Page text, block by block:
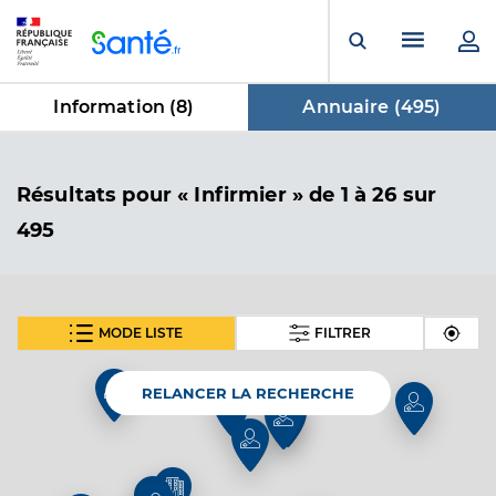
Ouvrir laMenu
Information (8) Annuaire (495)
Résultats dans Annuaire
pour « Infirmier » de 1 à 26 sur
495
MODE LISTE FILTRER
En fonction de votre recherche nous vous proposons 1
carte(s) thématique(s)
Annuaire de l'accessibilité des cabinets
Carte thématique
RELANCER LA RECHERCHE